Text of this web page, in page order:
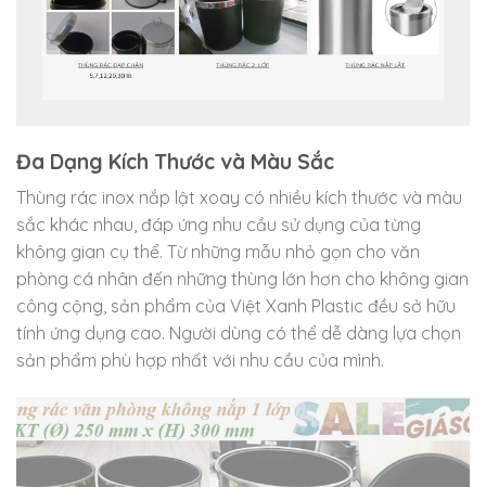
Đa Dạng Kích Thước và Màu Sắc
Thùng rác inox nắp lật xoay có nhiều kích thước và màu
sắc khác nhau, đáp ứng nhu cầu sử dụng của từng
không gian cụ thể. Từ những mẫu nhỏ gọn cho văn
phòng cá nhân đến những thùng lớn hơn cho không gian
công cộng, sản phẩm của Việt Xanh Plastic đều sở hữu
tính ứng dụng cao. Người dùng có thể dễ dàng lựa chọn
sản phẩm phù hợp nhất với nhu cầu của mình.